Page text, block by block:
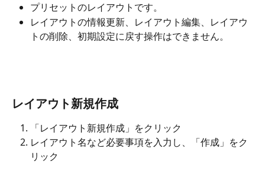
プリセットのレイアウトです。
レイアウトの情報更新、レイアウト編集、レイアウ
トの削除、初期設定に戻す操作はできません。
レイアウト新規作成
「レイアウト新規作成」をクリック
レイアウト名など必要事項を入力し、「作成」をク
リック